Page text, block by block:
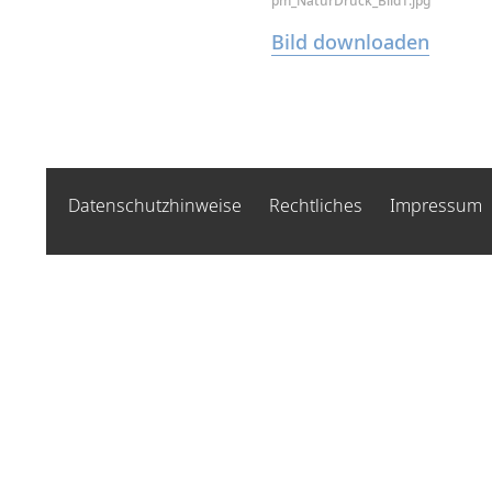
Bild downloaden
Datenschutzhinweise Rechtliches Impressum